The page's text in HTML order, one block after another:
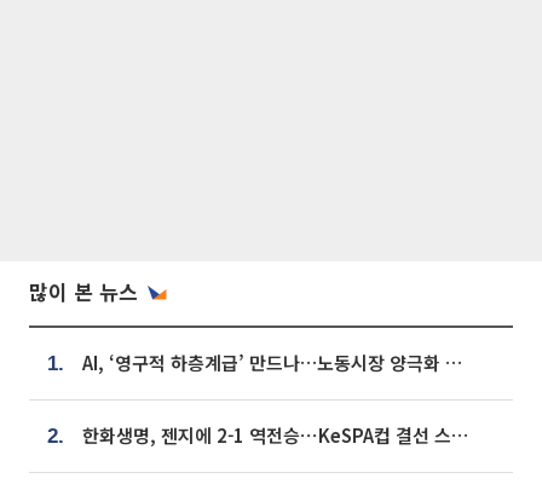
많이 본 뉴스
1. AI, ‘영구적 하층계급’ 만드나…노동시장 양극화 경고
2. 한화생명, 젠지에 2-1 역전승⋯KeSPA컵 결선 스테이지 2 직행